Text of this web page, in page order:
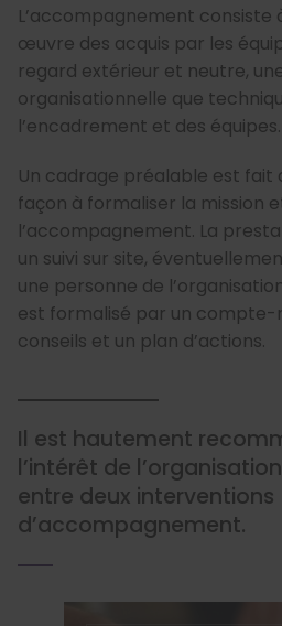
L’accompagnement consiste
œuvre des acquis par les
regard extérieur et neutre,
organisationnelle que
l’encadrement et des équipes.
Un cadrage préalable est fait
façon à formaliser la mission
l’accompagnement. La
un suivi sur site,
une personne de
est formalisé par un compte-
conseils et un plan d’actions.
Il est hautement
l’intérêt de
entre deux interventions
d’accompagnement.